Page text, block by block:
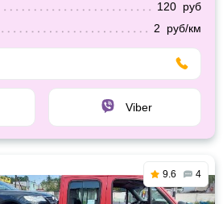
120 руб
2 руб/км
Viber
9.6 4